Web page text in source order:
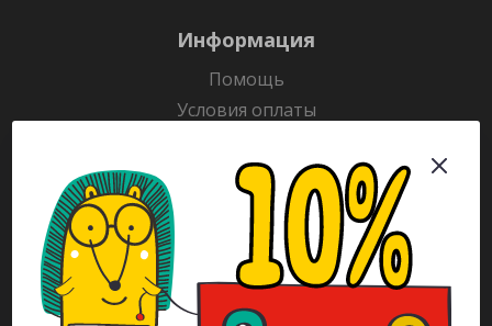
Информация
Помощь
Условия оплаты
Гарантия на товар
Раскраски
Рекламодателям
Каталог